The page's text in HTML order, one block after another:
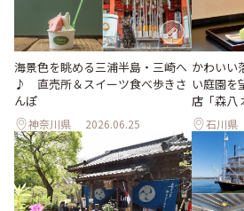
海景色を眺める三浦半島・三崎へ
♪ 直売所＆スイーツ食べ歩きさ
んぽ
神奈川県 2026.06.25
かわいい
い庭園を
店「森八
石川県